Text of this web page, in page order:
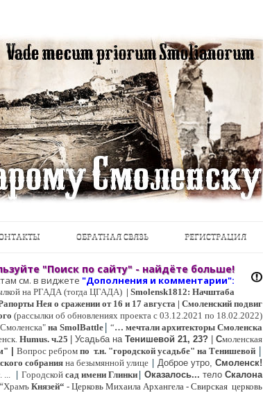
ОБРАТНАЯ СВЯЗЬ РЕГИСТРАЦИЯ
"Поиск по сайту" - найдёте больше!
см. в виджете "Дополнения и комментарии":
на РГАДА (тогда ЦГАДА) | Smolensk1812: Начштаба
Нея о сражении от 16 и 17 августа | Смоленский подвиг
(рассылки об обновлениях проекта с 03.12.2021 по 18.02.2022)
на SmolBattle | “… мечтали архитекторы Смоленска
Humus. ч.25 | Усадьба на Тенишевой 21, 23? Смоленская
Вопрос ребром по т.н. "городской усадьбе" на Тенишевой |
собранияна безымянной улице | Доброе утро, Смоленск!
. ... | Городской сад имени Глинки | Оказалось... тело Скалона
“Храмъ Князей“ - Церковь Михаила Архангела - Свирская церковь